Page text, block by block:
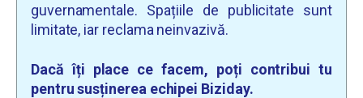
guvernamentale. Spațiile de publicitate sunt
limitate, iar reclama neinvazivă.
Dacă îți place ce facem, poți contribui tu
pentru susținerea echipei Biziday.